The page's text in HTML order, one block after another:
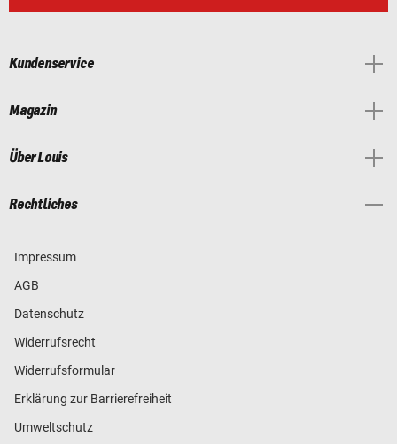
Kundenservice
Magazin
Über Louis
Rechtliches
Impressum
AGB
Datenschutz
Widerrufsrecht
Widerrufsformular
Erklärung zur Barrierefreiheit
Umweltschutz